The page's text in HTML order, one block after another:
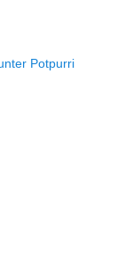
Potpurri